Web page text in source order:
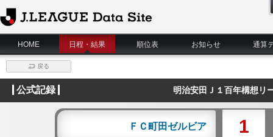
J.League Data Site
HOME
日程・結果 順位表 お知らせ 通算
戻る
公式記録 明治安田Ｊ１百年構想
ＦＣ町田ゼルビア 1